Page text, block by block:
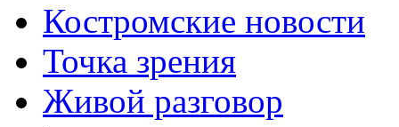
Костромские новости
Точка зрения
Живой разговор